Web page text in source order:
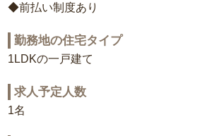
◆前払い制度あり
勤務地の住宅タイプ
1LDKの一戸建て
求人予定人数
1名